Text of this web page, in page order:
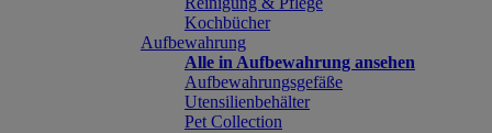
Kochbücher
Aufbewahrung
Alle in Aufbewahrung ansehen
Aufbewahrungsgefäße
Utensilienbehälter
Pet Collection